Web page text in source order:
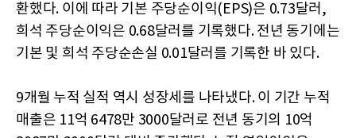
환했다. 이에 따라 기본 주당순이익(EPS)은 0.73달러,
희석 주당순이익은 0.68달러를 기록했다. 전년 동기에는
기본 및 희석 주당순손실 0.01달러를 기록한 바 있다.
9개월 누적 실적 역시 성장세를 나타냈다. 이 기간 누적
매출은 11억 6478만 3000달러로 전년 동기의 10억